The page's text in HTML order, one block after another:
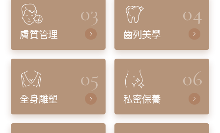
03
膚質管理
04
齒列美學
05
全身雕塑
06
私密保養